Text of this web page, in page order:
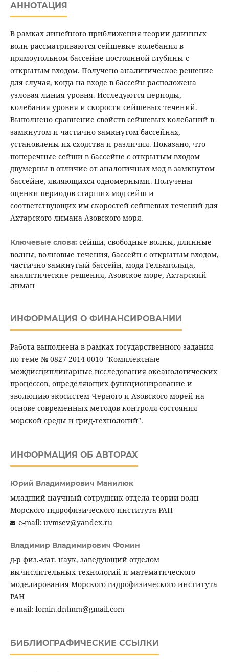
АННОТАЦИЯ
В рамках линейного приближения теории длинных
волн рассматриваются сейшевые колебания в
прямоугольном бассейне постоянной глубины с
открытым входом. Получено аналитическое решение
для случая, когда на входе в бассейн расположена
узловая линия уровня. Исследуются периоды,
колебания уровня и скорости сейшевых течений.
Выполнено сравнение свойств сейшевых колебаний в
замкнутом и частично замкнутом бассейнах,
установлены их сходства и различия. Показано, что
поперечные сейши в бассейне с открытым входом
двумерны в отличие от аналогичных мод в замкнутом
бассейне, являющихся одномерными. Получены
оценки периодов старших мод сейш и
соответствующих им скоростей сейшевых течений для
Ахтарского лимана Азовского моря.
Ключевые слова: сейши, свободные волны, длинные
волны, волновые течения, бассейн с открытым входом,
частично замкнутый бассейн, мода Гельмгольца,
аналитические решения, Азовское море, Ахтарский
лиман
ИНФОРМАЦИЯ О ФИНАНСИРОВАНИИ
Работа выполнена в рамках государственного задания
по теме № 0827-2014-0010 "Комплексные
междисциплинарные исследования океанологических
процессов, определяющих функционирование и
эволюцию экосистем Черного и Азовского морей на
основе современных методов контроля состояния
морской среды и грид-технологий".
ИНФОРМАЦИЯ ОБ АВТОРАХ
Юрий Владимирович Манилюк
младший научный сотрудник отдела теории волн
Морского гидрофизического института РАН
e-mail: uvmsev@yandex.ru
Владимир Владимирович Фомин
д-р физ.-мат. наук, заведующий отделом
вычислительных технологий и математического
моделирования Морского гидрофизического института
РАН
e-mail: fomin.dntmm@gmail.com
БИБЛИОГРАФИЧЕСКИЕ ССЫЛКИ